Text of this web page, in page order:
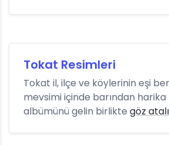
Tokat Resimleri
Tokat il, ilçe ve köylerinin eşi
mevsimi içinde barından
albümünü gelin birlikte göz